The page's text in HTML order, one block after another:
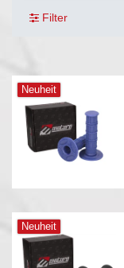
Filter
Neuheit
Neuheit